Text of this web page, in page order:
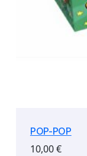
POP-POP
10,00€